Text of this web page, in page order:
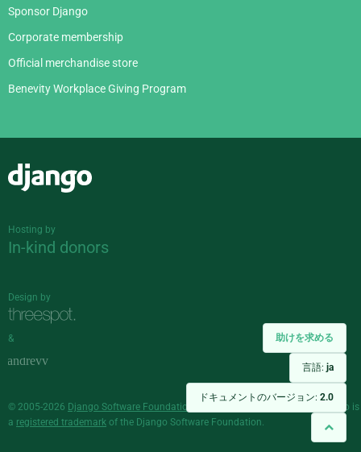
助けを求める
言語: ja
ドキュメントのバージョン: 2.0
Sponsor Django
Corporate membership
Official merchandise store
Benevity Workplace Giving Program
Hosting by
In-kind donors
Design by
&
© 2005-2026 Django Software Foundation
and individual contributors. Django is
a registered trademark of the Django Software Foundation.